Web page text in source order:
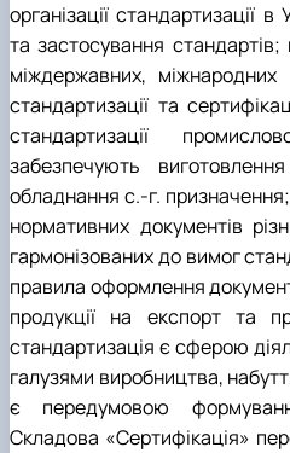
організації стандартизації
та застосування
міждержавних, міжнародних
стандартизації та
стандартизації
забезпечують
обладнання с.-г.
нормативних документів
гармонізованих до вимог
правила оформлення
продукції на експорт та
стандартизація є сферою
галузями виробництва,
є передумовою
Складова «Сертифікація»